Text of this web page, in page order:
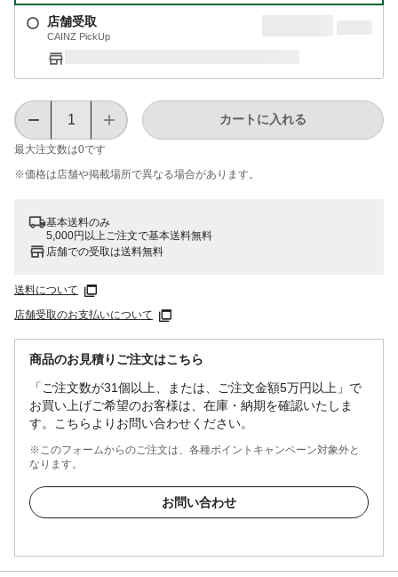
店舗受取
CAINZ PickUp
最大注文数は0です
カートに入れる
※価格は​店舗や​掲載場所で​異なる​場合が​あります。
基本送料のみ
5,000円以上ご注文で基本送料無料
店舗での受取は送料無料
送料について
店舗受取のお支払いについて
商品のお見積りご注文はこちら
「ご注文数が31個以上、または、ご注文金額5万円以上」で
お買い上げご希望のお客様は、在庫・納期を確認いたしま
す。こちらよりお問い合わせください。
※このフォームからのご注文は、各種ポイントキャンペーン対象外と
なります。
お問い合わせ